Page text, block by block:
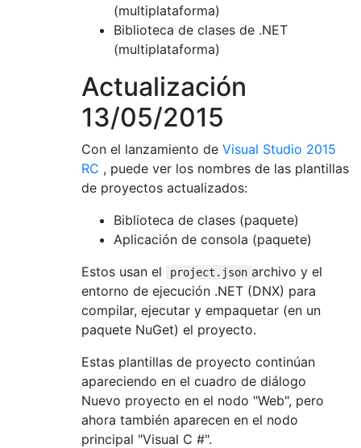
(multiplataforma)
Biblioteca de clases de .NET
(multiplataforma)
Actualización
13/05/2015
Con el lanzamiento de Visual Studio 2015
RC , puede ver los nombres de las plantillas
de proyectos actualizados:
Biblioteca de clases (paquete)
Aplicación de consola (paquete)
Estos usan el
project.json archivo y el
entorno de ejecución .NET (DNX) para
compilar, ejecutar y empaquetar (en un
paquete NuGet) el proyecto.
Estas plantillas de proyecto continúan
apareciendo en el cuadro de diálogo
Nuevo proyecto en el nodo "Web", pero
ahora también aparecen en el nodo
principal "Visual C #".